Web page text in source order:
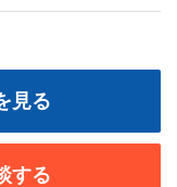
見る
する